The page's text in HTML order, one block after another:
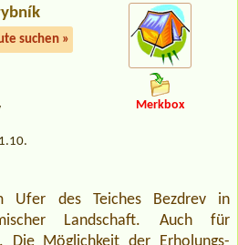
suchen »
Merkbox
Ufer des Teiches Bezdrev in
Landschaft. Auch für
Die Möglichkeit der Erholungs-